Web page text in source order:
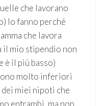
che lavorano
lo fanno perché
che lavora
il mio stipendio non
è il più basso)
molto inferiori
miei nipoti che
entrambi, ma non